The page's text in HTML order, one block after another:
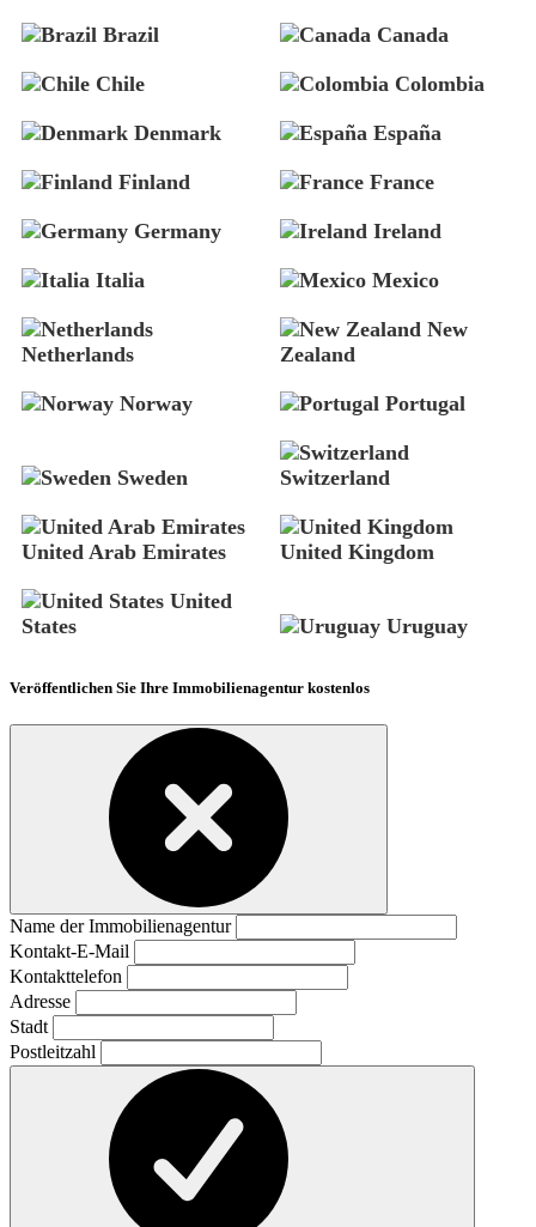
Brazil Canada
Chile Colombia
Denmark España
Finland France
Germany Ireland
Italia Mexico
Netherlands
New
Zealand
Norway Portugal
Sweden Switzerland
United Arab Emirates United Kingdom
United
States
Uruguay
Veröffentlichen Sie Ihre Immobilienagentur kostenlos
Name der Immobilienagentur
Kontakt-E-Mail
Kontakttelefon
Adresse
Stadt
Postleitzahl